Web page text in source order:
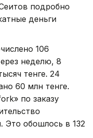
подробно
деньги
106
неделю, 8
тенге. 24
60 млн тенге.
по заказу
Это обошлось в 132